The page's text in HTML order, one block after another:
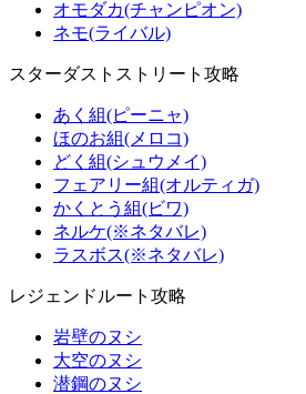
オモダカ(チャンピオン)
ネモ(ライバル)
スターダストストリート攻略
あく組(ピーニャ)
ほのお組(メロコ)
どく組(シュウメイ)
フェアリー組(オルティガ)
かくとう組(ビワ)
ネルケ(※ネタバレ)
ラスボス(※ネタバレ)
レジェンドルート攻略
岩壁のヌシ
大空のヌシ
潜鋼のヌシ